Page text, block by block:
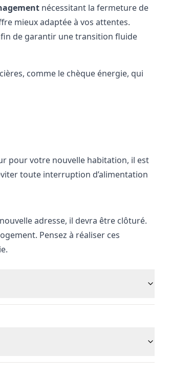
nécessitant la fermeture de
mieux adaptée à vos attentes.
de garantir une transition fluide
comme le chèque énergie, qui
pour votre nouvelle habitation, il est
toute interruption d’alimentation
adresse, il devra être clôturé.
Pensez à réaliser ces